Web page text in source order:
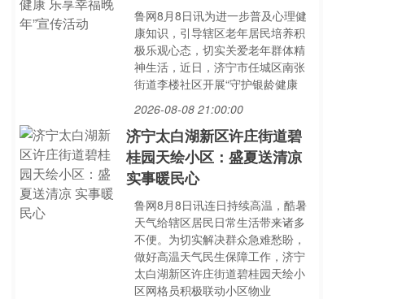
鲁网8月8日讯为进一步普及心理健
康知识，引导辖区老年居民培养积
极乐观心态，切实关爱老年群体精
神生活，近日，济宁市任城区南张
街道李楼社区开展“守护银龄健康
2026-08-08 21:00:00
济宁太白湖新区许庄街道碧
桂园天绘小区：盛夏送清凉
实事暖民心
鲁网8月8日讯连日持续高温，酷暑
天气给辖区居民日常生活带来诸多
不便。为切实解决群众急难愁盼，
做好高温天气民生保障工作，济宁
太白湖新区许庄街道碧桂园天绘小
区网格员积极联动小区物业